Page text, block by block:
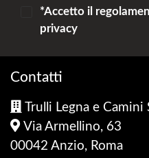
*Accetto il
privacy
Contatti
Trulli Legna e Camini
Via Armellino, 63
00042 Anzio, Roma